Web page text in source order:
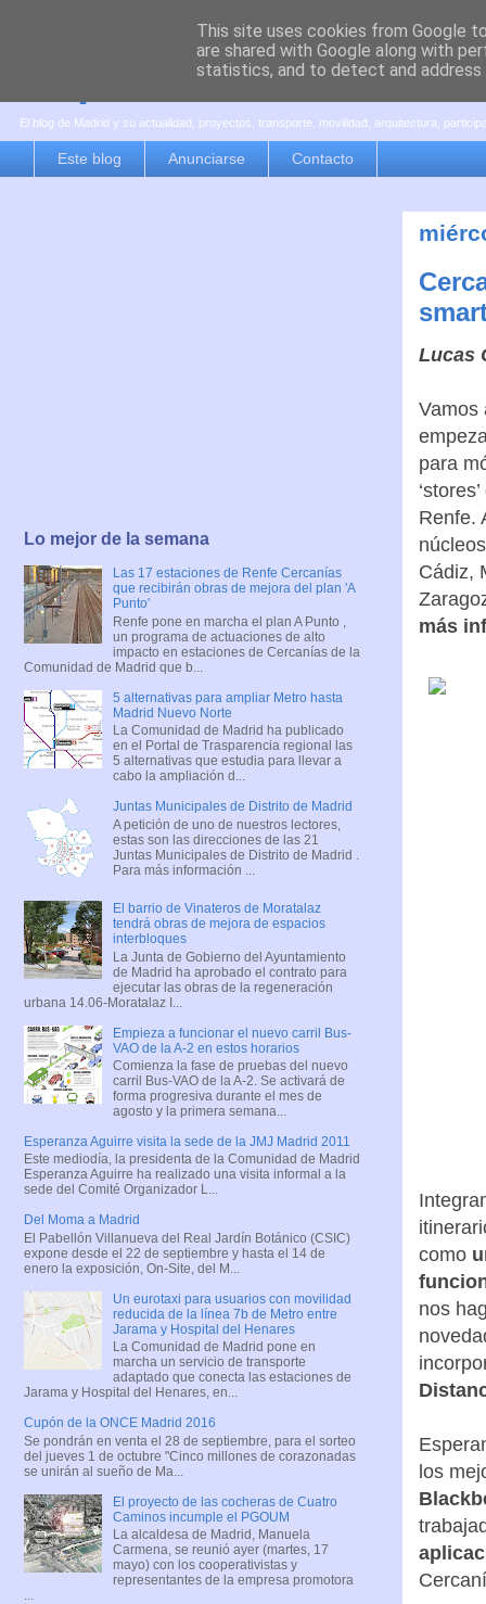
es por madrid
El blog de Madrid y su actualidad, proyectos, transporte, movilidad, arquitectura,
Este blog Anunciarse Contacto
Lucas
Vamos
para
Renfe.
Cádiz,
más
como
nos
los
Lo mejor de la semana
Las 17 estaciones de Renfe Cercanías
que recibirán obras de mejora del plan 'A
Punto'
Renfe pone en marcha el plan A Punto ,
un programa de actuaciones de alto
impacto en estaciones de Cercanías de la
Comunidad de Madrid que b...
5 alternativas para ampliar Metro hasta
Madrid Nuevo Norte
La Comunidad de Madrid ha publicado
en el Portal de Trasparencia regional las
5 alternativas que estudia para llevar a
cabo la ampliación d...
Juntas Municipales de Distrito de Madrid
A petición de uno de nuestros lectores,
estas son las direcciones de las 21
Juntas Municipales de Distrito de Madrid .
Para más información ...
El barrio de Vinateros de Moratalaz
tendrá obras de mejora de espacios
interbloques
La Junta de Gobierno del Ayuntamiento
de Madrid ha aprobado el contrato para
ejecutar las obras de la regeneración
urbana 14.06-Moratalaz I...
Empieza a funcionar el nuevo carril Bus-
VAO de la A-2 en estos horarios
Comienza la fase de pruebas del nuevo
carril Bus-VAO de la A-2. Se activará de
forma progresiva durante el mes de
agosto y la primera semana...
Esperanza Aguirre visita la sede de la JMJ Madrid 2011
Este mediodía, la presidenta de la Comunidad de Madrid
Esperanza Aguirre ha realizado una visita informal a la
sede del Comité Organizador L...
Del Moma a Madrid
El Pabellón Villanueva del Real Jardín Botánico (CSIC)
expone desde el 22 de septiembre y hasta el 14 de
enero la exposición, On-Site, del M...
Un eurotaxi para usuarios con movilidad
reducida de la línea 7b de Metro entre
Jarama y Hospital del Henares
La Comunidad de Madrid pone en
marcha un servicio de transporte
adaptado que conecta las estaciones de
Jarama y Hospital del Henares, en...
Cupón de la ONCE Madrid 2016
Se pondrán en venta el 28 de septiembre, para el sorteo
del jueves 1 de octubre "Cinco millones de corazonadas
se unirán al sueño de Ma...
El proyecto de las cocheras de Cuatro
Caminos incumple el PGOUM
La alcaldesa de Madrid, Manuela
Carmena, se reunió ayer (martes, 17
mayo) con los cooperativistas y
representantes de la empresa promotora
...
This site uses cookies from Google
are shared with Google along with
statistics, and to detect and address